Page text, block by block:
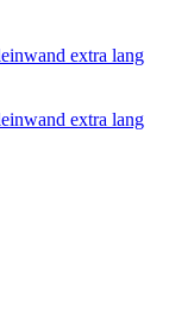
extra lang
extra lang